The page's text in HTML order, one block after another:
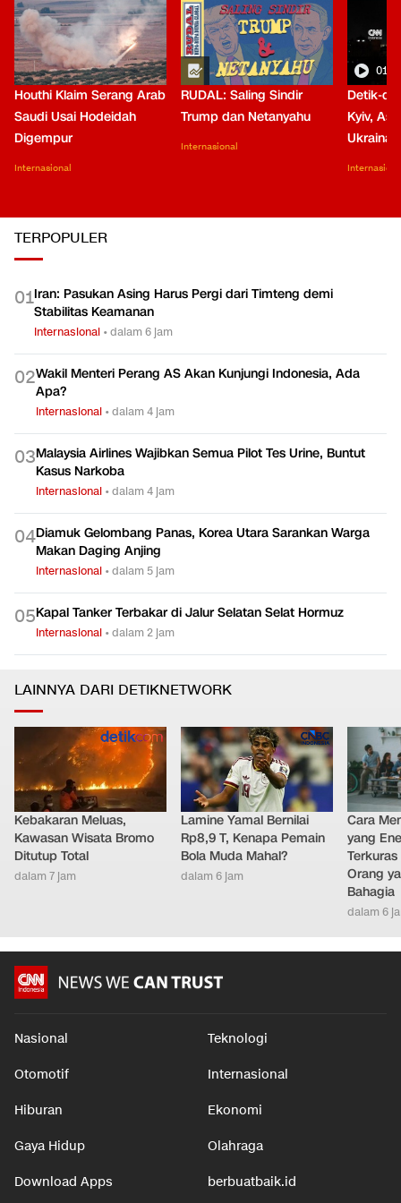
Houthi Klaim Serang Arab
Saudi Usai Hodeidah
Digempur
Internasional
RUDAL: Saling Sindir
Trump dan Netanyahu
Internasional
Detik-
Kyiv,
Ukraina
TERPOPULER
01Iran: Pasukan Asing Harus Pergi dari Timteng demi
Stabilitas Keamanan
Internasional •dalam 6 jam
02Wakil Menteri Perang AS Akan Kunjungi Indonesia, Ada
Apa?
Internasional •dalam 4 jam
03Malaysia Airlines Wajibkan Semua Pilot Tes Urine, Buntut
Kasus Narkoba
Internasional •dalam 4 jam
04Diamuk Gelombang Panas, Korea Utara Sarankan Warga
Makan Daging Anjing
Internasional •dalam 5 jam
05Kapal Tanker Terbakar di Jalur Selatan Selat Hormuz
Internasional •dalam 2 jam
LAINNYA DARI DETIKNETWORK
Kebakaran Meluas,
Kawasan Wisata Bromo
Ditutup Total
dalam 7 jam
Lamine Yamal Bernilai
Rp8,9 T, Kenapa Pemain
Bola Muda Mahal?
dalam 6 jam
Cara
yang
Orang
Bahagia
dalam 6
Nasional Teknologi
Otomotif Internasional
Hiburan Ekonomi
Gaya Hidup Olahraga
Download Apps berbuatbaik.id